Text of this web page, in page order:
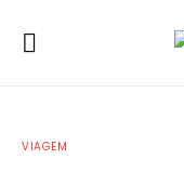
VIAGEM